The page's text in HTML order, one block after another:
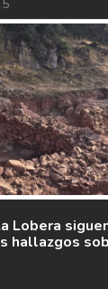
Lobera
hallazgos